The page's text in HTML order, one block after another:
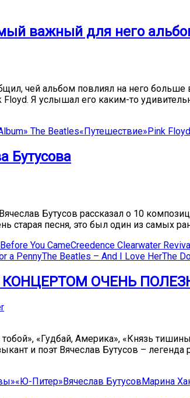
важный для него
чей альбом повлиял на него больше
Floyd. Я услышал его каким-то
The Beatles«Путешествие» Pink Floyd
Бутусова
Бутусов рассказал о 10
старая песня, это был один из самых
You CameCreedence Clearwater
a PennyThe Beatles – And I Love HerThe
КОНЦЕРТОМ ОЧЕНЬ
«Гудбай, Америка», «Князь
и поэт Вячеслав Бутусов –
«Ю-Питер»Вячеслав БутусовМарина